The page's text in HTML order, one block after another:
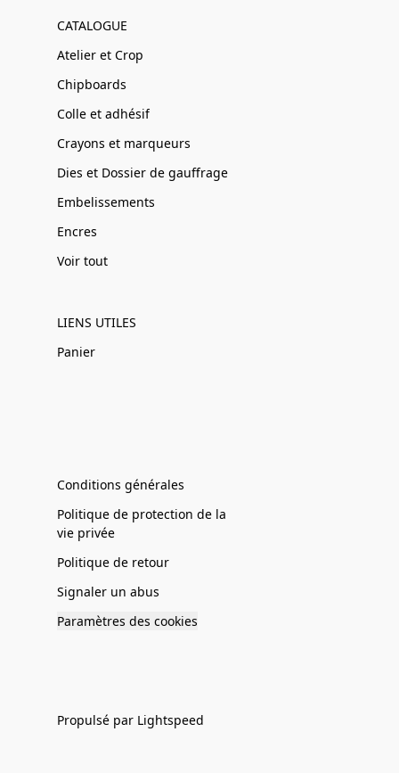
CATALOGUE
Atelier et Crop
Chipboards
Colle et adhésif
Crayons et marqueurs
Dies et Dossier de gauffrage
Embelissements
Encres
Voir tout
LIENS UTILES
Panier
Conditions générales
Politique de protection de la
vie privée
Politique de retour
Signaler un abus
Paramètres des cookies
Propulsé par Lightspeed